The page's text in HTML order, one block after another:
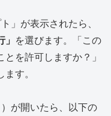
」が表示されたら、
を選びます。「この
を許可しますか？」
す。
が開いたら、以下の